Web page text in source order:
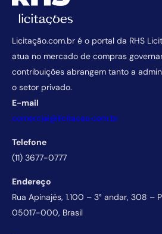
Licitação.com.br é o portal da RHS
atua no mercado de compras
contribuições abrangem tanto a
o setor privado.
E-mail
comercial@licitacao.com.br
Telefone
(11) 3677-0777
Endereço
Rua Apinajés, 1.100 – 3° andar, 308 –
05017-000, Brasil